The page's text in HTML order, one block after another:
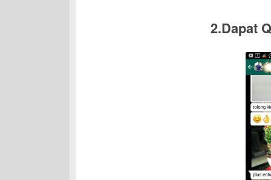
2.Dapat